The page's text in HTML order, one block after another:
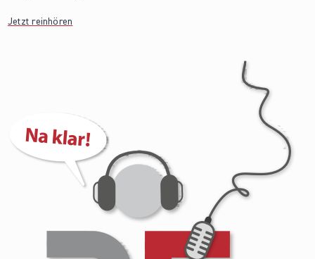
Jetzt reinhören